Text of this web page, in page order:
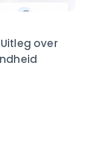
over